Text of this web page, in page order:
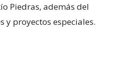
Piedras, además del
y proyectos especiales.